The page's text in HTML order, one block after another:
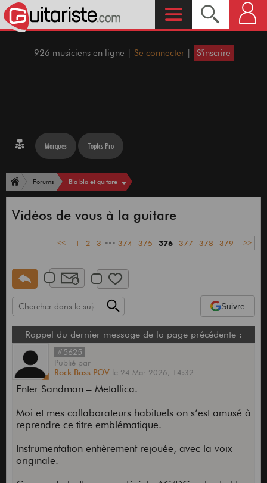
926 musiciens en ligne | Se connecter| S'inscrire
Marques Topics Pro
Forums Bla bla et guitare
Vidéos de vous à la guitare
<< 1 2 3 ••• 374 375 376 377 378 379 >>
Suivre
Rappel du dernier message de la page précédente :
#5625
Publié par
Rock Bass POV le 24 Mar 2026, 14:32
Enter Sandman – Metallica.
Moi et mes collaborateurs habituels on s’est amusé à
reprendre ce titre emblématique.
Instrumentation entièrement rejouée, avec la voix
originale.